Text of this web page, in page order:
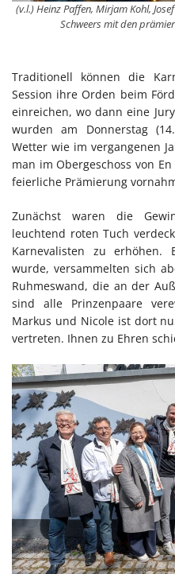
(v.l.) Heinz Paffen, Mirjam Kohl,
Schweers mit den
Traditionell können die
Session ihre Orden beim
einreichen, wo dann eine
wurden am Donnerstag
Wetter wie im vergangenen
man im Obergeschoss von
feierliche Prämierung
Zunächst waren die
leuchtend roten Tuch
Karnevalisten zu erhöhen.
wurde, versammelten sich
Ruhmeswand, die an der
sind alle Prinzenpaare
Markus und Nicole ist dort
vertreten. Ihnen zu Ehren